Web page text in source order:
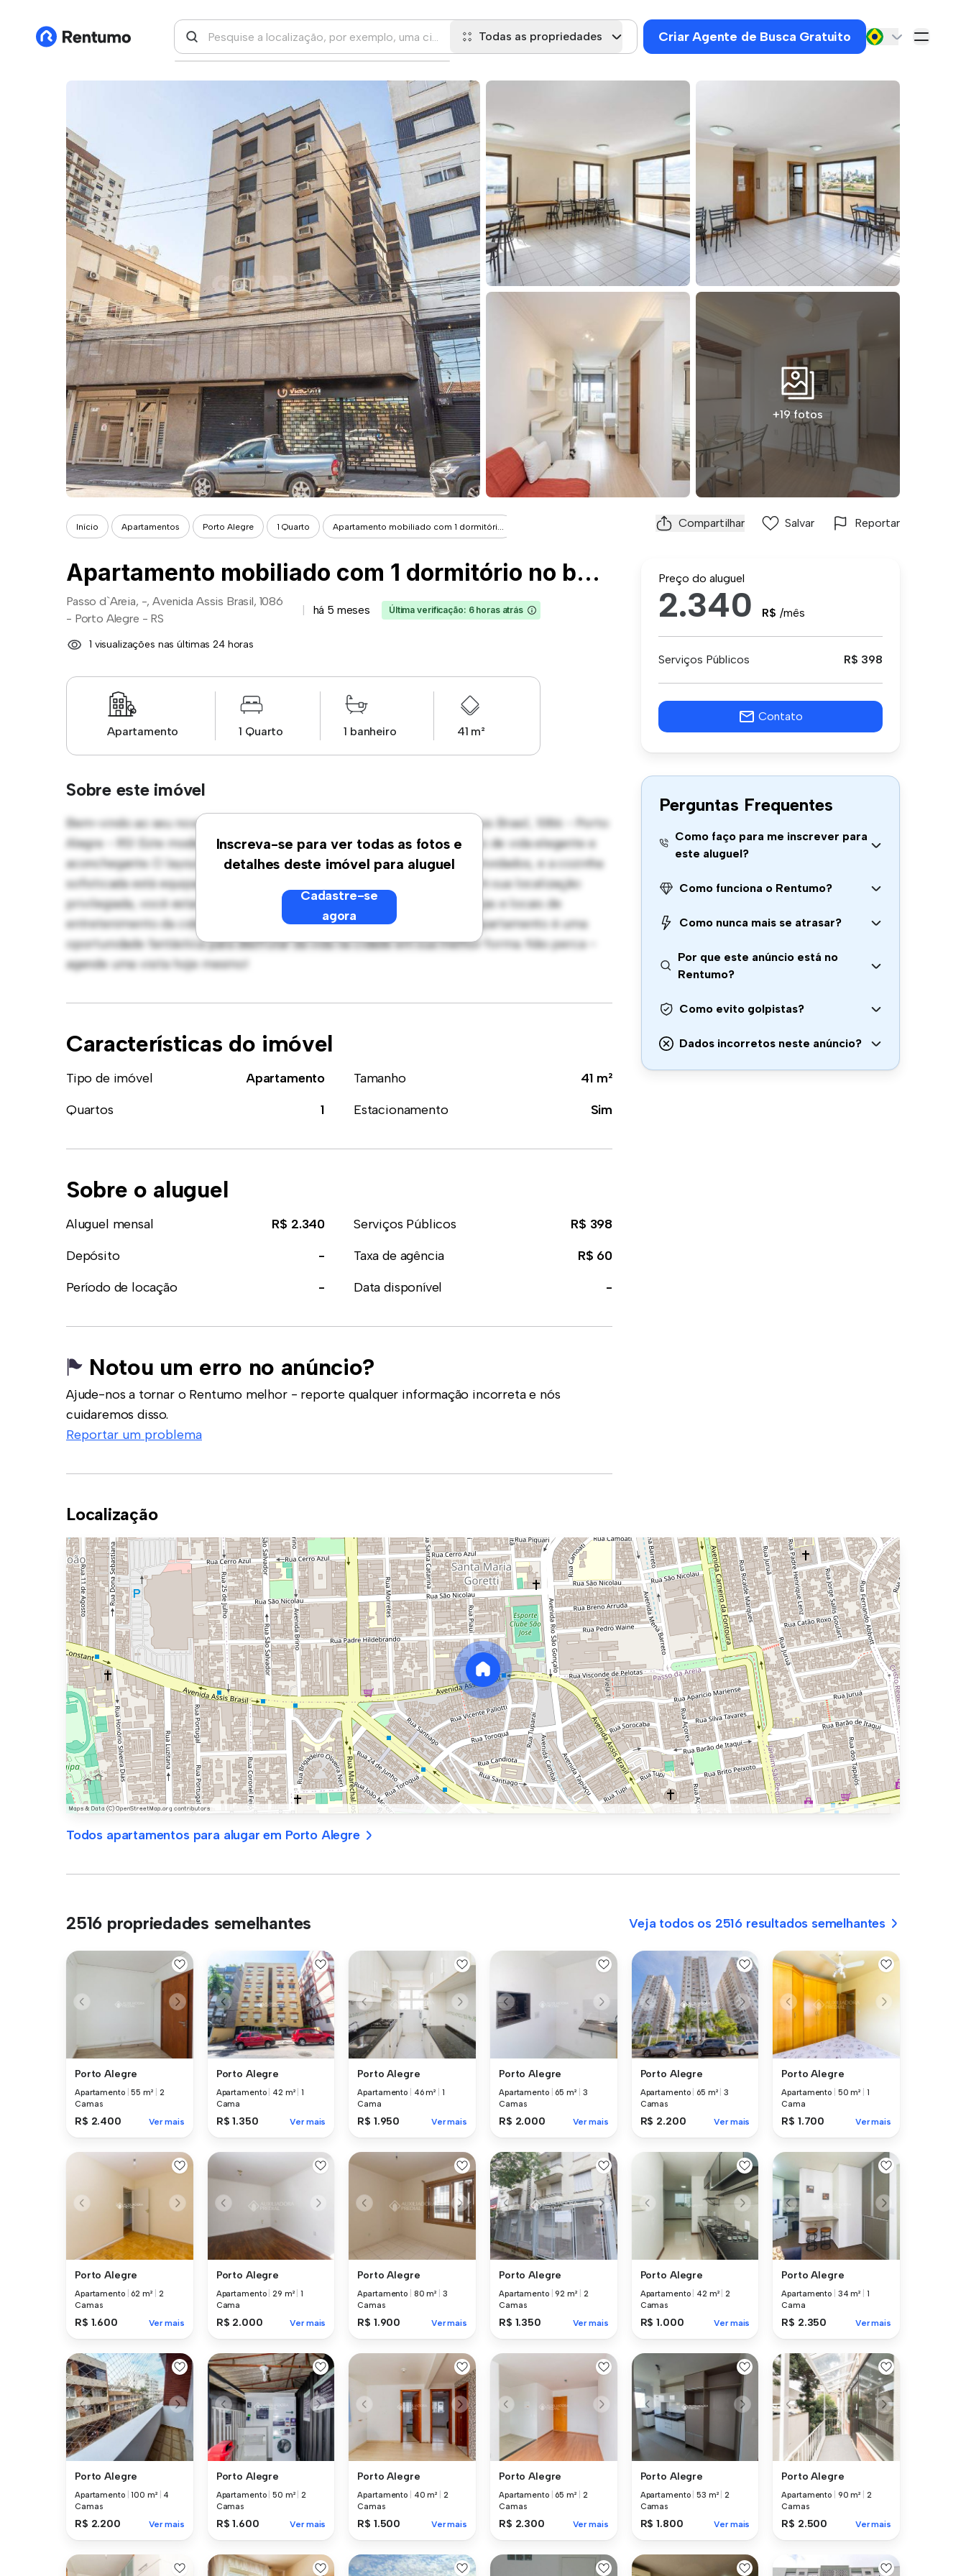
Todas as propriedades Criar Agente de Busca Gratuito
+19 fotos
Início Apartamentos Porto Alegre 1 Quarto Apartamento mobiliado com 1 dormitóri... Compartilhar Salvar Reportar
Apartamento mobiliado com 1 dormitório no bairro Passo d`Areia - COD: 21472
Passo d`Areia, -, Avenida Assis Brasil, 1086
- Porto Alegre - RS
há 5 meses Última verificação: 6 horas atrás
1 visualizações nas últimas 24 horas
Apartamento 1 Quarto 1 banheiro 41 m²
Sobre este imóvel
Inscreva-se para ver todas as fotos e
detalhes deste imóvel para aluguel
Cadastre-se
agora
Bem-vindo ao seu novo refúgio urbano em Passo d`Areia, -, Avenida Assis Brasil, 1086 - Porto
Alegre - RS! Este moderno apartamento de 1 quartos oferece um espaço de vida elegante e
aconchegante. O layout em conceito aberto é perfeito para receber convidados, e a cozinha
sofisticada está equipada com eletrodomésticos de última geração. Com sua localização
privilegiada, você estará a poucos passos dos melhores restaurantes, lojas e locais de
entretenimento da cidade. Com um preço acessível de R$ 2.340, este apartamento é uma
oportunidade fantástica para desfrutar da vida na cidade em sua melhor forma. Não perca –
agende uma visita hoje mesmo!
Características do imóvel
Tipo de imóvel Apartamento Tamanho
41 m²
Quartos
1 Estacionamento Sim
Sobre o aluguel
Aluguel mensal R$ 2.340 Serviços Públicos
R$ 398
Depósito
- Taxa de agência
R$ 60
Período de locação
- Data disponível -
Notou um erro no anúncio?
Ajude-nos a tornar o Rentumo melhor - reporte qualquer informação incorreta e nós
cuidaremos disso.
Reportar um problema
Preço do aluguel
2.340 R$ /mês
Serviços Públicos R$ 398
Contato
Perguntas Frequentes
Como faço para me inscrever para
este aluguel?
Como funciona o Rentumo?
Como nunca mais se atrasar?
Por que este anúncio está no
Rentumo?
Como evito golpistas?
Dados incorretos neste anúncio?
Localização
Todos apartamentos para alugar em Porto Alegre
2516 propriedades semelhantes Veja todos os 2516 resultados semelhantes
Porto Alegre
Apartamento |55 m²
2
Camas
R$ 2.400 Ver mais
Porto Alegre
Apartamento 42 m² |1
Cama
R$ 1.350 Ver mais
Porto Alegre
Apartamento 46 m²
1
Cama
R$ 1.950 Ver mais
Porto Alegre
Apartamento 65 m²
3
Camas
R$ 2.000 Ver mais
Porto Alegre
Apartamento 65 m² |3
Camas
R$ 2.200 Ver mais
Porto Alegre
Apartamento 50 m²
1
Cama
R$ 1.700 Ver mais
Porto Alegre
Apartamento 62 m²
2
Camas
R$ 1.600 Ver mais
Porto Alegre
Apartamento |29 m² |1
Cama
R$ 2.000 Ver mais
Porto Alegre
Apartamento 80 m²
3
Camas
R$ 1.900 Ver mais
Porto Alegre
Apartamento |92 m²
2
Camas
R$ 1.350 Ver mais
Porto Alegre
Apartamento 42 m² |2
Camas
R$ 1.000 Ver mais
Porto Alegre
Apartamento 34 m²
1
Cama
R$ 2.350 Ver mais
Porto Alegre
Apartamento |100 m²
4
Camas
R$ 2.200 Ver mais
Porto Alegre
Apartamento |50 m² |2
Camas
R$ 1.600 Ver mais
Porto Alegre
Apartamento 40 m²
2
Camas
R$ 1.500 Ver mais
Porto Alegre
Apartamento 65 m²
2
Camas
R$ 2.300 Ver mais
Porto Alegre
Apartamento |53 m² |2
Camas
R$ 1.800 Ver mais
Porto Alegre
Apartamento 90 m²
2
Camas
R$ 2.500 Ver mais